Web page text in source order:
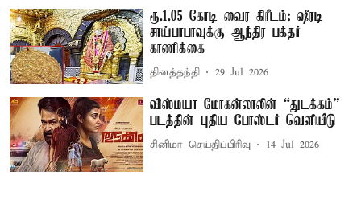
ரூ.1.05 கோடி வைர கிரீடம்: ஷீரடி
சாய்பாபாவுக்கு ஆந்திர பக்தர்
காணிக்கை
தினத்தந்தி 29 Jul 2026
விஸ்மயா மோகன்லாலின் “துடக்கம்”
படத்தின் புதிய போஸ்டர் வெளியீடு
சினிமா செய்திப்பிரிவு 14 Jul 2026